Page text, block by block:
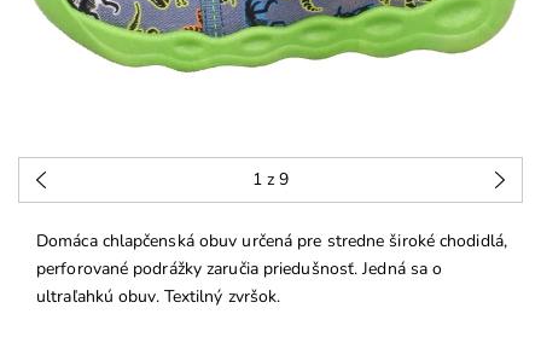
1 z 9
Domáca chlapčenská obuv určená pre stredne široké chodidlá,
perforované podrážky zaručia priedušnosť. Jedná sa o
ultraľahkú obuv. Textilný zvršok.